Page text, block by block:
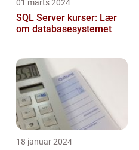
01 marts 2024
SQL Server kurser: Lær
om databasesystemet
18 januar 2024